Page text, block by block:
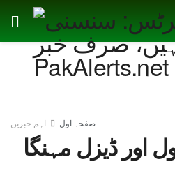
صفحہ اول اہم خبریں
اور ڈیزل مہنگا